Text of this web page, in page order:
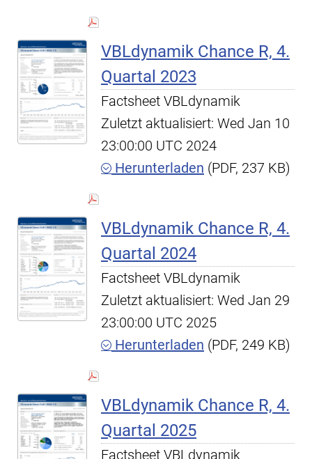
VBLdynamik Chance R, 4.
Quartal 2023
Factsheet VBLdynamik
Zuletzt aktualisiert: Wed Jan 10
23:00:00 UTC 2024
Herunterladen (PDF, 237 KB)
VBLdynamik Chance R, 4.
Quartal 2024
Factsheet VBLdynamik
Zuletzt aktualisiert: Wed Jan 29
23:00:00 UTC 2025
Herunterladen (PDF, 249 KB)
VBLdynamik Chance R, 4.
Quartal 2025
Factsheet VBLdynamik